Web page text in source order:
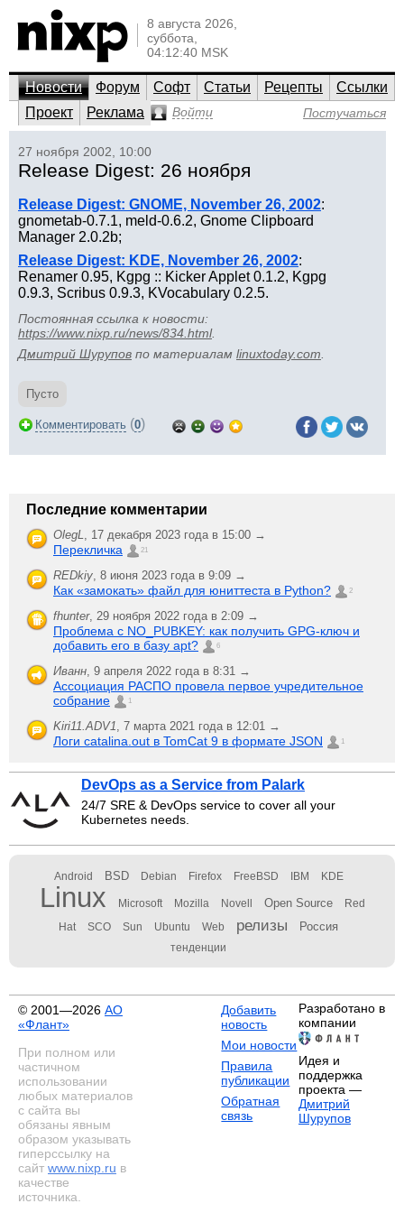
8 августа 2026,
суббота,
04:12:40 MSK
Новости Форум Софт Статьи Рецепты
Ссылки
Проект
Реклама Войти Постучаться
27 ноября 2002, 10:00
Release Digest: 26 ноября
Release Digest: GNOME, November 26, 2002:
gnometab-0.7.1, meld-0.6.2, Gnome Clipboard
Manager 2.0.2b;
Release Digest: KDE, November 26, 2002:
Renamer 0.95, Kgpg :: Kicker Applet 0.1.2, Kgpg
0.9.3, Scribus 0.9.3, KVocabulary 0.2.5.
Постоянная ссылка к новости:
https://www.nixp.ru/news/834.html.
Дмитрий Шурупов по материалам linuxtoday.com
Пусто
Комментировать (0)
Последние комментарии
OlegL, 17 декабря 2023 года в 15:00 →
Перекличка 21
REDkiy, 8 июня 2023 года в 9:09 →
Как «замокать» файл для юниттеста в Python? 2
fhunter, 29 ноября 2022 года в 2:09 →
Проблема с NO_PUBKEY: как получить GPG-ключ и
добавить его в базу apt?
6
Иванн, 9 апреля 2022 года в 8:31 →
Ассоциация РАСПО провела первое учредительное
собрание
1
Kiri11.ADV1, 7 марта 2021 года в 12:01 →
Логи catalina.out в TomCat 9 в формате JSON 1
DevOps as a Service from Palark
24/7 SRE & DevOps service to cover all your
Kubernetes needs.
Android BSD Debian Firefox FreeBSD IBM KDE
Linux Microsoft Mozilla Novell Open Source Red
Hat SCO Sun Ubuntu Web релизы Россия
тенденции
© 2001—2026 АО
«Флант»
При полном или
частичном
использовании
любых материалов
с сайта вы
обязаны явным
образом указывать
гиперссылку на
сайт www.nixp.ru в
качестве
источника.
Добавить
новость
Мои новости
Правила
публикации
Обратная
связь
Разработано в
компании
Идея и
поддержка
проекта —
Дмитрий
Шурупов